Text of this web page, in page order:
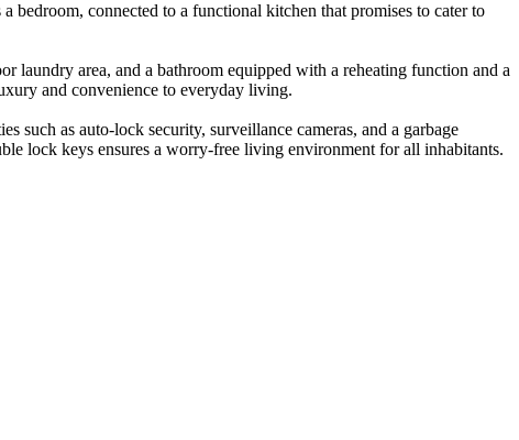
connected to a functional kitchen that promises to cater to
laundry area, and a bathroom equipped with a reheating function and a
and convenience to everyday living.
such as auto-lock security, surveillance cameras, and a garbage
lock keys ensures a worry-free living environment for all inhabitants.